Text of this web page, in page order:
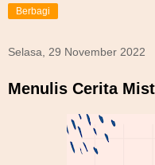
Berbagi
Selasa, 29 November 2022
Menulis Cerita